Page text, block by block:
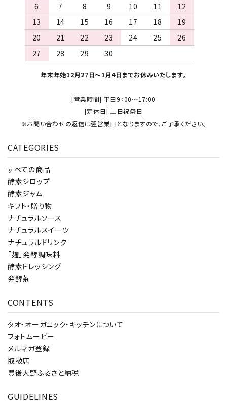
6
7 8 9 10 11
12
13
14 15 16 17 18
19
20
21 22 23 24 25
26
27
28 29 30
年末年始12月27日～1月4日までお休みいたします。
[営業時間] 平日9：00～17:00
[定休日] 土日祝祭日
※お問い合わせの返信は翌営業日となりますので、ご了承ください。
CATEGORIES
すべての商品
酵素シロップ
酵素ジャム
ギフト・贈り物
ナチュラルソース
ナチュラルスイーツ
ナチュラルドリンク
「麹」発酵調味料
酵素ドレッシング
発酵茶
CONTENTS
タオ・オーガニック・キッチンについて
フォトムービー
メルマガ登録
取扱店
豊後大野ふるさと納税
GUIDELINES